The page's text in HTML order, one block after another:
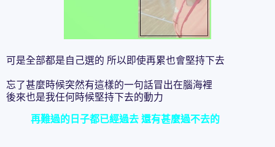
可是全部都是自己選的 所以即使再累也會堅持下去
忘了甚麼時候突然有這樣的一句話冒出在腦海裡
後來也是我任何時候堅持下去的動力
再難過的日子都已經過去 還有甚麼過不去的